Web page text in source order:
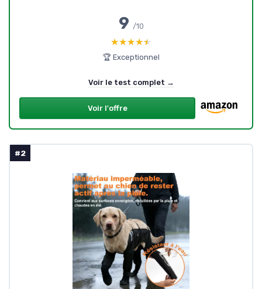
9 /10
★★★★★
★★★★★
🏆 Exceptionnel
Voir le test complet →
Voir l'offre
#2